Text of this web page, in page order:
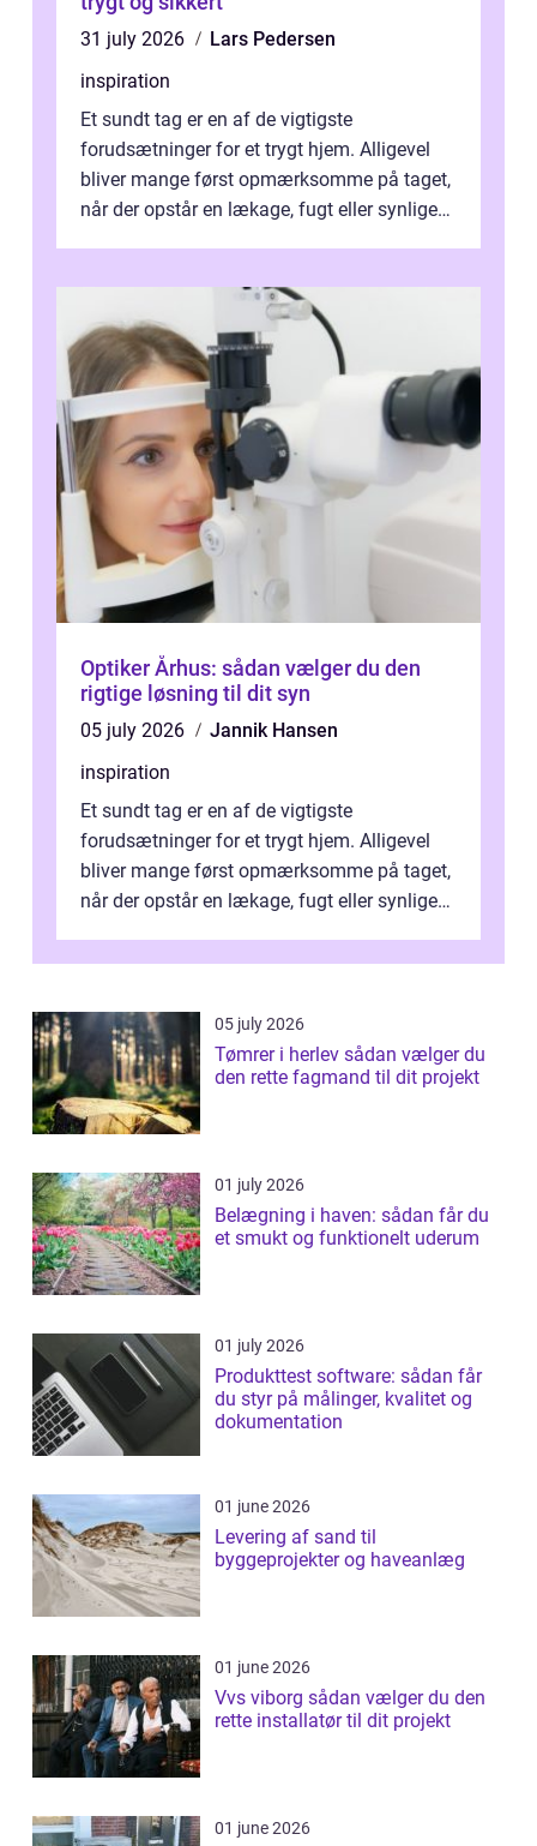
31 july 2026
Lars Pedersen
inspiration
Et sundt tag er en af de vigtigste
forudsætninger for et trygt hjem. Alligevel
bliver mange først opmærksomme på taget,
når der opstår en lækage, fugt eller synlige
Optiker Århus: sådan vælger du den
rigtige løsning til dit syn
05 july 2026
Jannik Hansen
inspiration
Et sundt tag er en af de vigtigste
forudsætninger for et trygt hjem. Alligevel
bliver mange først opmærksomme på taget,
når der opstår en lækage, fugt eller synlige
05 july 2026
Tømrer i herlev sådan vælger du
den rette fagmand til dit projekt
01 july 2026
Belægning i haven: sådan får du
et smukt og funktionelt uderum
01 july 2026
Produkttest software: sådan får
du styr på målinger, kvalitet og
dokumentation
01 june 2026
Levering af sand til
byggeprojekter og haveanlæg
01 june 2026
Vvs viborg sådan vælger du den
rette installatør til dit projekt
01 june 2026